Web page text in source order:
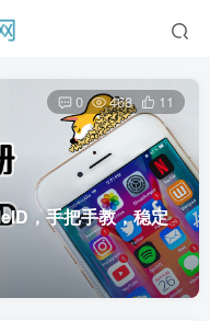
，手把手教，稳定
0 468 11